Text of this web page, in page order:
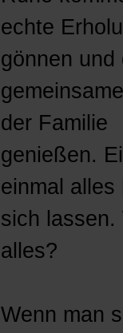
echte
gönnen und
der Familie
genießen.
einmal alles
sich lassen.
alles?
Wenn man